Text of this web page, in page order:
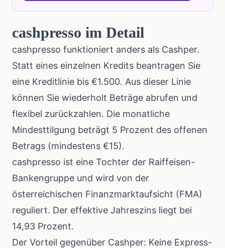
cashpresso im Detail
cashpresso funktioniert anders als Cashper.
Statt eines einzelnen Kredits beantragen Sie
eine Kreditlinie bis €1.500. Aus dieser Linie
können Sie wiederholt Beträge abrufen und
flexibel zurückzahlen. Die monatliche
Mindesttilgung beträgt 5 Prozent des offenen
Betrags (mindestens €15).
cashpresso ist eine Tochter der Raiffeisen-
Bankengruppe und wird von der
österreichischen Finanzmarktaufsicht (FMA)
reguliert. Der effektive Jahreszins liegt bei
14,93 Prozent.
Der Vorteil gegenüber Cashper: Keine Express-